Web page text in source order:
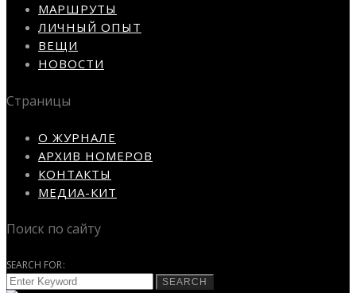
МАРШРУТЫ
ЛИЧНЫЙ ОПЫТ
ВЕЩИ
НОВОСТИ
Страницы
О ЖУРНАЛЕ
АРХИВ НОМЕРОВ
КОНТАКТЫ
МЕДИА-КИТ
Поиск по сайту
SEARCH FOR:
SEARCH